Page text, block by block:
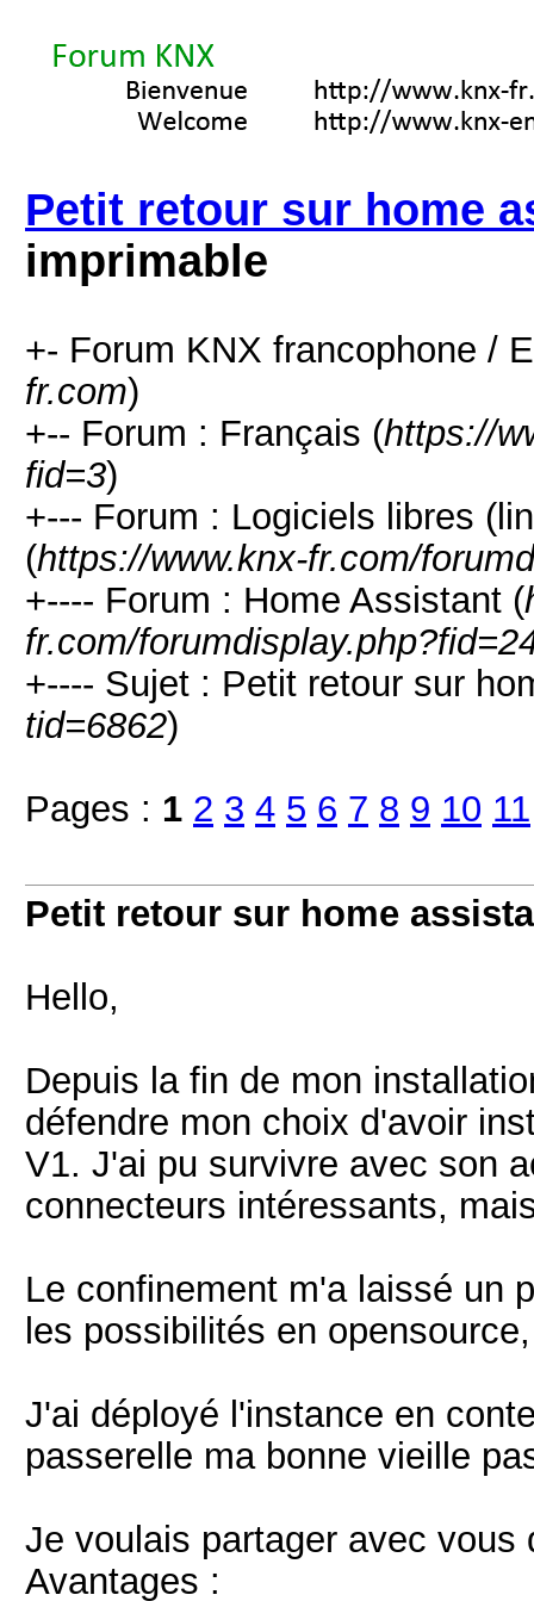
Petit retour sur home
imprimable
+- Forum KNX francophone /
fr.com)
+-- Forum : Français (https://
fid=3)
+--- Forum : Logiciels libres
(https://www.knx-fr.com/
+---- Forum : Home Assistant (
fr.com/
+---- Sujet : Petit retour sur
tid=6862)
Pages : 1 2 3 4 5 6 7 8 9 10 11
Petit retour sur home
Hello,
Depuis la fin de mon
défendre mon choix d'avoir
V1. J'ai pu survivre avec son
connecteurs intéressants,
Le confinement m'a laissé un
les possibilités en
J'ai déployé l'instance en
passerelle ma bonne vieille
Je voulais partager avec vous
Avantages :